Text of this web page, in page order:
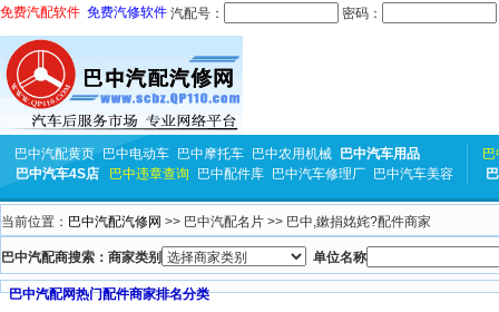
免费汽配软件 免费汽修软件 汽配号： 密码：
巴中汽配黄页 巴中电动车 巴中摩托车 巴中农用机械
巴中汽车用品
巴中汽车4S店
巴中违章查询 巴中配件库 巴中汽车修理厂 巴中汽车美容
当前位置： 巴中汽配汽修网 >> 巴中汽配名片 >> 巴中,鏉捐姳姹?配件商家
巴中汽配商搜索：商家类别 单位名称
巴中汽配网热门配件商家排名分类